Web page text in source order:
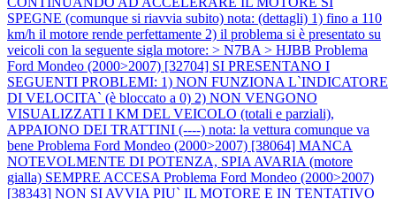
SPEGNE (comunque si riavvia subito) nota: (dettagli) 1) fino a 110
km/h il motore rende perfettamente 2) il problema si è presentato su
veicoli con la seguente sigla motore: > N7BA > HJBB Problema
Ford Mondeo (2000>2007) [32704] SI PRESENTANO I
SEGUENTI PROBLEMI: 1) NON FUNZIONA L`INDICATORE
DI VELOCITA` (è bloccato a 0) 2) NON VENGONO
VISUALIZZATI I KM DEL VEICOLO (totali e parziali),
APPAIONO DEI TRATTINI (----) nota: la vettura comunque va
bene Problema Ford Mondeo (2000>2007) [38064] MANCA
NOTEVOLMENTE DI POTENZA, SPIA AVARIA (motore
gialla) SEMPRE ACCESA Problema Ford Mondeo (2000>2007)
[38343] NON SI AVVIA PIU` IL MOTORE E IN TENTATIVO